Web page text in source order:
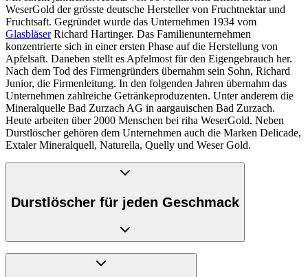
WeserGold der grösste deutsche Hersteller von Fruchtnektar und
Fruchtsaft. Gegründet wurde das Unternehmen 1934 vom
GlasbläserRichard Hartinger. Das Familienunternehmen
konzentrierte sich in einer ersten Phase auf die Herstellung von
Apfelsaft. Daneben stellt es Apfelmost für den Eigengebrauch her.
Nach dem Tod des Firmengründers übernahm sein Sohn, Richard
Junior, die Firmenleitung. In den folgenden Jahren übernahm das
Unternehmen zahlreiche Getränkeproduzenten. Unter anderem die
Mineralquelle Bad Zurzach AG in aargauischen Bad Zurzach.
Heute arbeiten über 2000 Menschen bei riha WeserGold. Neben
Durstlöscher gehören dem Unternehmen auch die Marken Delicade,
Extaler Mineralquell, Naturella, Quelly und Weser Gold.
Durstlöscher für jeden Geschmack
Durst lässt sich auf unterschiedliche Art und Weise löschen. Aus